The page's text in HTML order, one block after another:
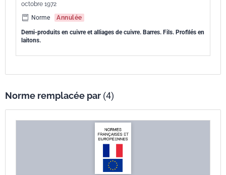
octobre 1972
Norme
Annulée
Demi-produits en cuivre et alliages de cuivre. Barres. Fils. Profilés en
laitons.
Norme remplacée par (4)